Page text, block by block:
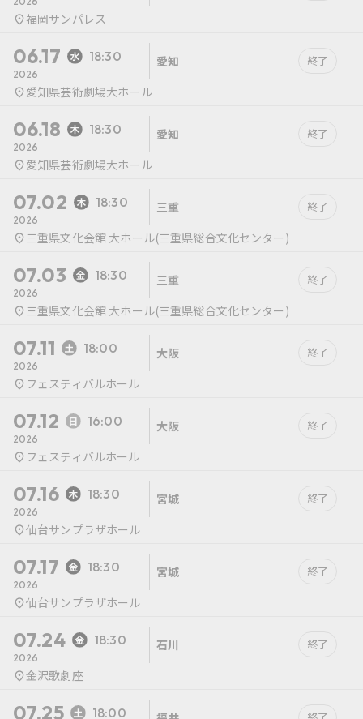
福岡サンパレス
06.17 18:30
2026
愛知 終了
愛知県芸術劇場大ホール
06.18 18:30
2026
愛知 終了
愛知県芸術劇場大ホール
07.02 18:30
2026
三重 終了
三重県文化会館 大ホール(三重県総合文化センター)
07.03 18:30
2026
三重 終了
三重県文化会館 大ホール(三重県総合文化センター)
07.11 18:00
2026
大阪 終了
フェスティバルホール
07.12 16:00
2026
大阪 終了
フェスティバルホール
07.16 18:30
2026
宮城 終了
仙台サンプラザホール
07.17 18:30
2026
宮城 終了
仙台サンプラザホール
07.24 18:30
2026
石川 終了
金沢歌劇座
07.25 18:00